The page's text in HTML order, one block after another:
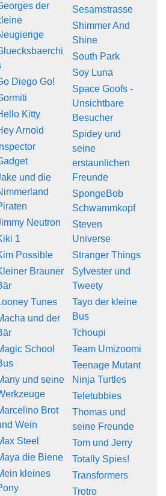
der
Diego Go!
Kitty
Arnold
Inspector
und die
Neutron
1
Possible
Brauner
Tunes
und der
School
und seine
Brot
Wein
Steel
die Biene
kleines
Sesamstrasse
Shimmer And
Shine
South Park
Soy Luna
Space Goofs -
Unsichtbare
Besucher
Spidey und
seine
erstaunlichen
Freunde
SpongeBob
Schwammkopf
Steven
Universe
Stranger Things
Sylvester und
Tweety
Tayo der kleine
Bus
Tchoupi
Team Umizoomi
Teenage Mutant
Ninja Turtles
Teletubbies
Thomas und
seine Freunde
Tom und Jerry
Totally Spies!
Transformers
Trotro